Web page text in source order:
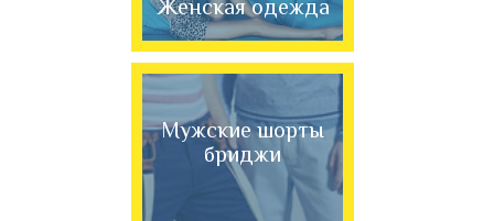
Женская одежда
Мужские шорты
бриджи